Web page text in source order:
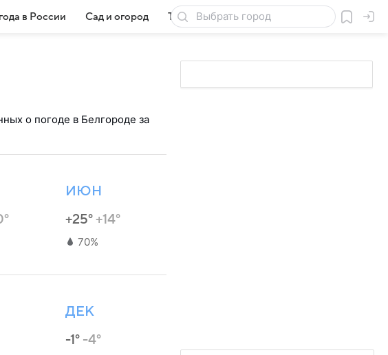
в России Сад и огород Товары для дачи
о погоде в Белгороде за
ИЮН
+25°+14°
70%
ДЕК
-1° -4°